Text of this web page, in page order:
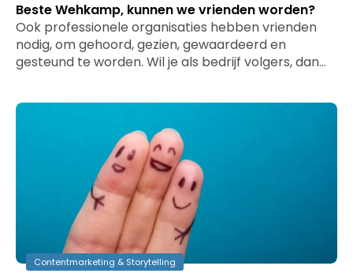
Beste Wehkamp, kunnen we vrienden worden?
Ook professionele organisaties hebben vrienden
nodig, om gehoord, gezien, gewaardeerd en
gesteund te worden. Wil je als bedrijf volgers, dan…
Contentmarketing & Storytelling